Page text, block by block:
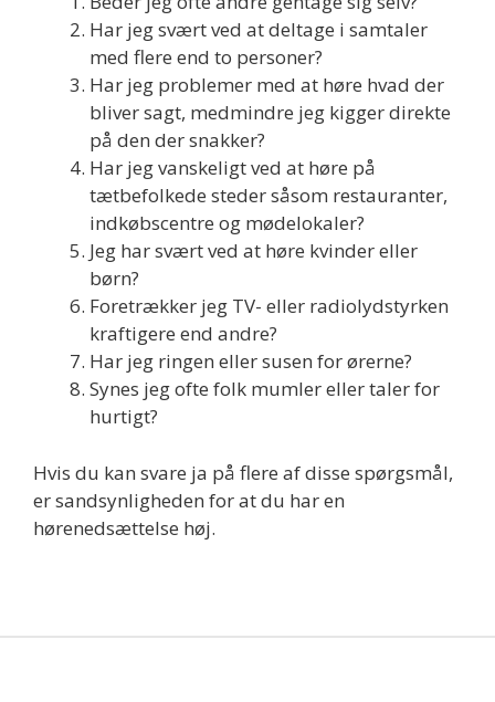
Har jeg svært ved at deltage i samtaler
med flere end to personer?
Har jeg problemer med at høre hvad der
bliver sagt, medmindre jeg kigger direkte
på den der snakker?
Har jeg vanskeligt ved at høre på
tætbefolkede steder såsom restauranter,
indkøbscentre og mødelokaler?
Jeg har svært ved at høre kvinder eller
børn?
Foretrækker jeg TV- eller radiolydstyrken
kraftigere end andre?
Har jeg ringen eller susen for ørerne?
Synes jeg ofte folk mumler eller taler for
hurtigt?
Hvis du kan svare ja på flere af disse spørgsmål,
er sandsynligheden for at du har en
hørenedsættelse høj.